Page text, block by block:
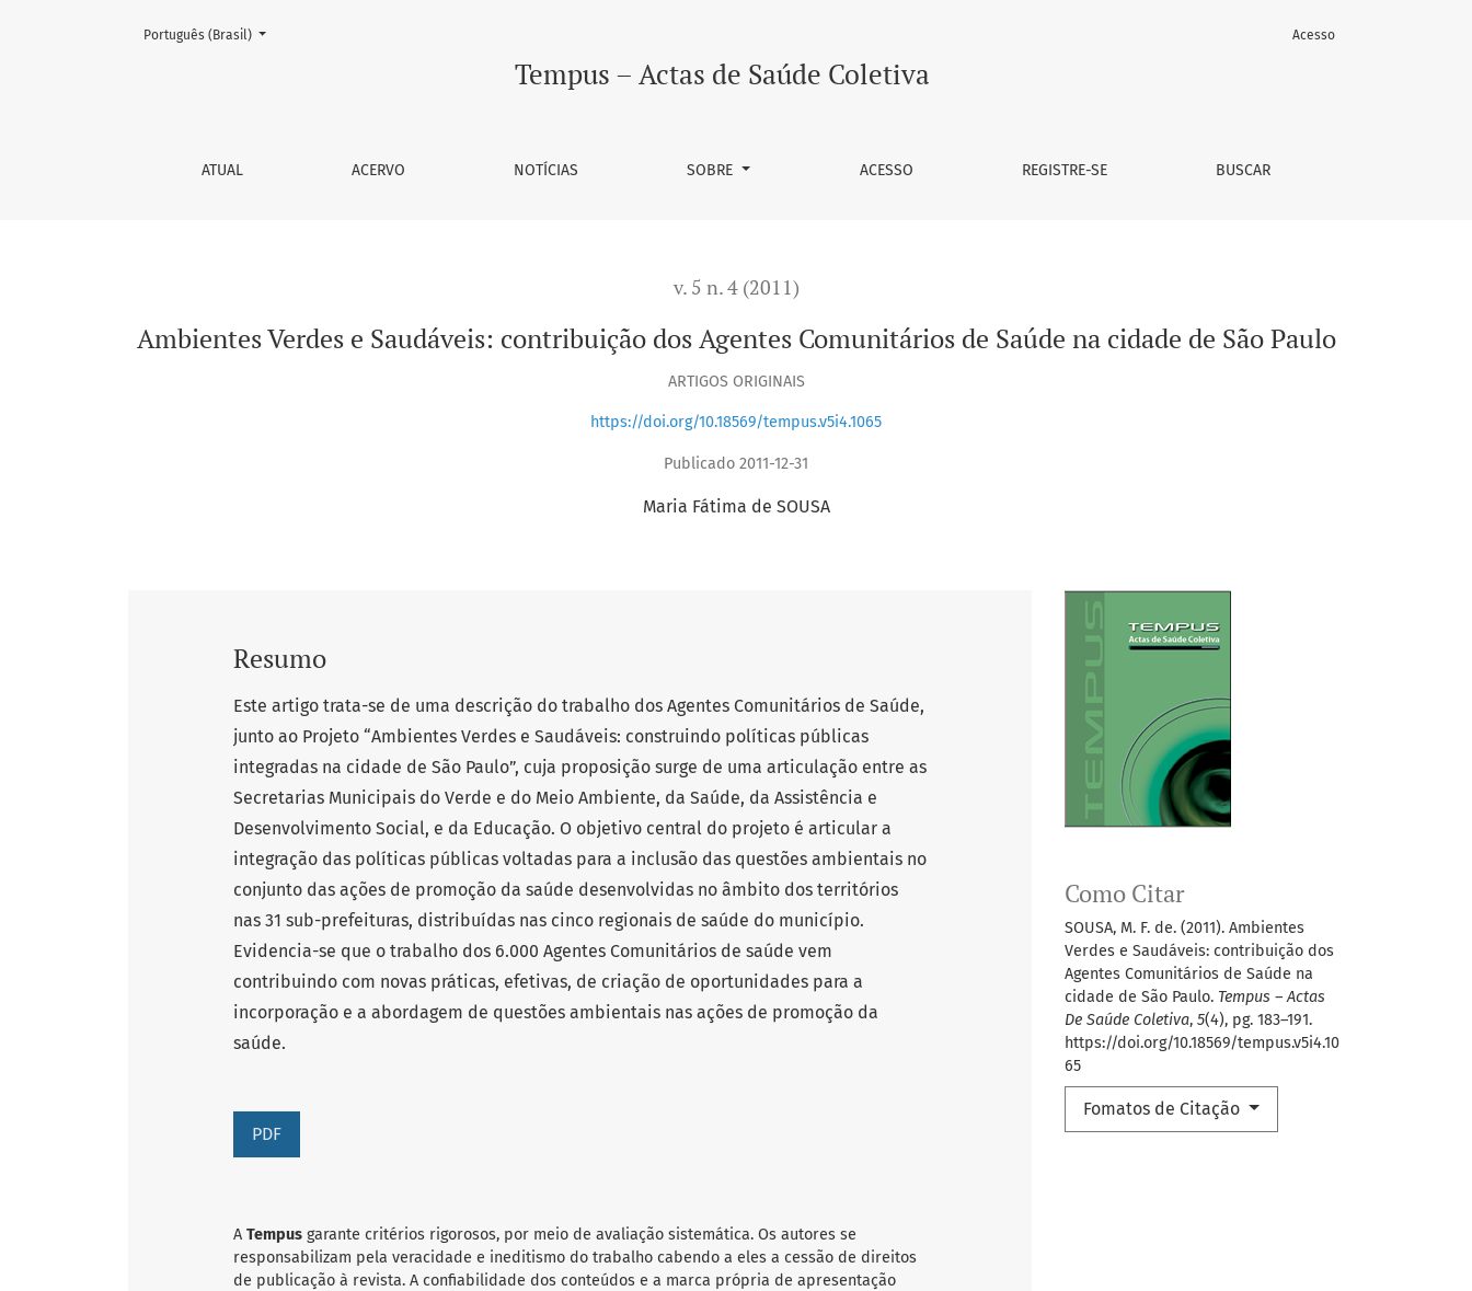
Ambientes Verdes e Saudáveis: contribuição dos Agentes Comunitários de Saúde na cidade de São Paulo
Tempus – Actas de Saúde Coletiva
ATUAL ACERVO NOTÍCIAS SOBRE ACESSO REGISTRE-SE BUSCAR
Acesso
Mudar o idioma. O atual é:
Português (Brasil)
v. 5 n. 4 (2011)
Ambientes Verdes e Saudáveis: contribuição dos Agentes Comunitários de Saúde na cidade de São Paulo
ARTIGOS ORIGINAIS
https://doi.org/10.18569/tempus.v5i4.1065
Publicado 2011-12-31
Maria Fátima de SOUSA
Como Citar
SOUSA, M. F. de. (2011). Ambientes
Verdes e Saudáveis: contribuição dos
Agentes Comunitários de Saúde na
cidade de São Paulo. Tempus – Actas
De Saúde Coletiva, 5(4), pg. 183–191.
https://doi.org/10.18569/tempus.v5i4.10
65
Fomatos de Citação
Resumo
Este artigo trata-se de uma descrição do trabalho dos Agentes Comunitários de Saúde,
junto ao Projeto “Ambientes Verdes e Saudáveis: construindo políticas públicas
integradas na cidade de São Paulo”, cuja proposição surge de uma articulação entre as
Secretarias Municipais do Verde e do Meio Ambiente, da Saúde, da Assistência e
Desenvolvimento Social, e da Educação. O objetivo central do projeto é articular a
integração das políticas públicas voltadas para a inclusão das questões ambientais no
conjunto das ações de promoção da saúde desenvolvidas no âmbito dos territórios
nas 31 sub-prefeituras, distribuídas nas cinco regionais de saúde do município.
Evidencia-se que o trabalho dos 6.000 Agentes Comunitários de saúde vem
contribuindo com novas práticas, efetivas, de criação de oportunidades para a
incorporação e a abordagem de questões ambientais nas ações de promoção da
saúde.
PDF
A Tempus garante critérios rigorosos, por meio de avaliação sistemática. Os autores se
responsabilizam pela veracidade e ineditismo do trabalho cabendo a eles a cessão de direitos
de publicação à revista. A confiabilidade dos conteúdos e a marca própria de apresentação